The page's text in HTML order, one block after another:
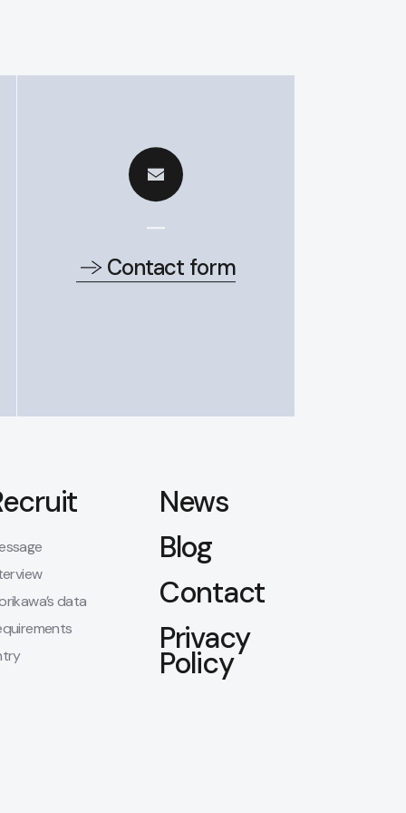
Contact form
data
News
Blog
Contact
Privacy
Policy